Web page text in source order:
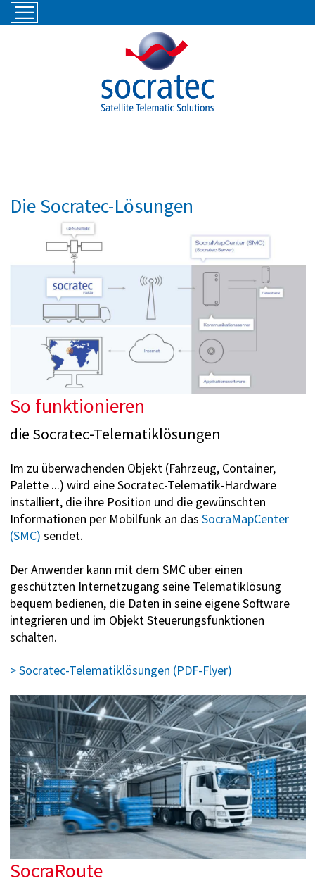
Zur Navigation springen
Zum Hauptinhalt springen
Die Socratec-Lösungen
So funktionieren
die Socratec-Telematiklösungen
Im zu überwachenden Objekt (Fahrzeug, Container,
Palette ...) wird eine Socratec-Telematik-Hardware
installiert, die ihre Position und die gewünschten
Informationen per Mobilfunk an das SocraMapCenter
(SMC) sendet.
Der Anwender kann mit dem SMC über einen
geschützten Internetzugang seine Telematiklösung
bequem bedienen, die Daten in seine eigene Software
integrieren und im Objekt Steuerungs­funktionen
schalten.
> Socratec-Telematiklösungen (PDF-Flyer)
SocraRoute